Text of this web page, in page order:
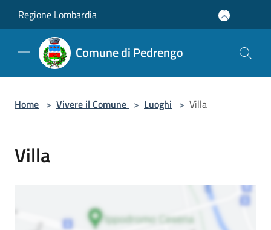
Regione Lombardia
Comune di Pedrengo
Home > Vivere il Comune > Luoghi > Villa
Villa